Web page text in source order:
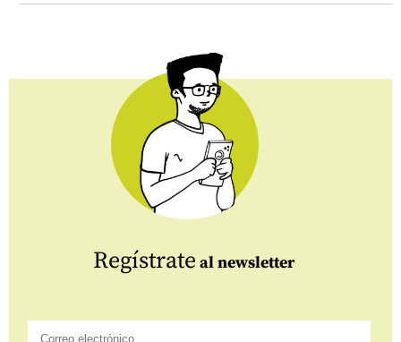
Regístrate al newsletter